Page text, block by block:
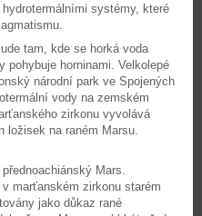
systémy, které
tam, kde se horká voda
pohybuje horninami. Velkolepé
národní park ve Spojených
vody na zemském
zirkonu vyvolává
ložisek na raném Marsu.
Mars.
marťanském zirkonu starém
jako důkaz rané